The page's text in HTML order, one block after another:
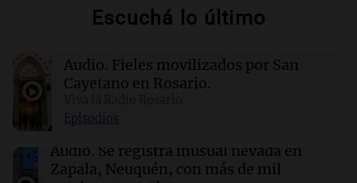
23.000 empleos menos en julio
17:05 Espectáculos
Murió Leandro Rud a los 51 años: la historia
del representante de modelos que marcó una
época
Escuchá lo último
Audio. Fieles movilizados por San
Cayetano en Rosario.
Episodios
Audio. Se registra inusual nevada en
Zapala, Neuquén, con más de mil